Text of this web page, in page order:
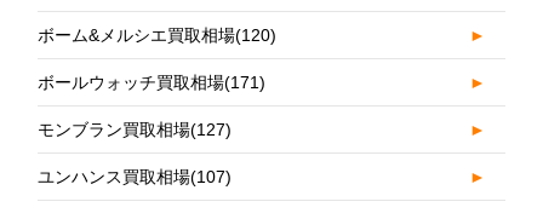
ボーム&メルシエ買取相場(120) ►
ボールウォッチ買取相場(171) ►
モンブラン買取相場(127) ►
ユンハンス買取相場(107) ►